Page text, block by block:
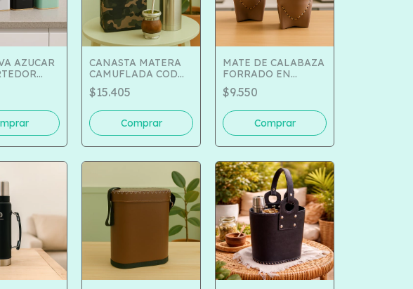
AZUCAR
CANASTA MATERA
CAMUFLADA COD
948-163
$15.405
MATE DE CALABAZA
FORRADO EN
CUERO DE VAQUETA
COD 169-28
$9.550